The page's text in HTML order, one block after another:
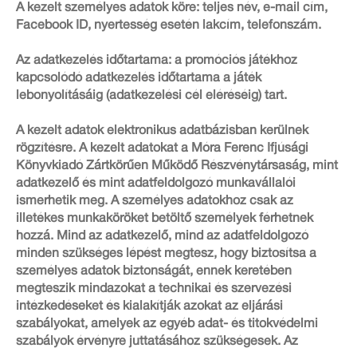
A kezelt személyes adatok köre: teljes név, e-mail cím,
Facebook ID, nyertesség esetén lakcím, telefonszám.
Az adatkezelés időtartama: a promóciós játékhoz
kapcsolódó adatkezelés időtartama a játék
lebonyolításáig (adatkezelési cél eléréséig) tart.
A kezelt adatok elektronikus adatbázisban kerülnek
rögzítésre. A kezelt adatokat a Móra Ferenc Ifjúsági
Könyvkiadó Zártkörűen Működő Részvénytársaság, mint
adatkezelő és mint adatfeldolgozó munkavállalói
ismerhetik meg. A személyes adatokhoz csak az
illetékes munkaköröket betöltő személyek férhetnek
hozzá. Mind az adatkezelő, mind az adatfeldolgozó
minden szükséges lépést megtesz, hogy biztosítsa a
személyes adatok biztonságát, ennek keretében
megteszik mindazokat a technikai és szervezési
intézkedéseket és kialakítják azokat az eljárási
szabályokat, amelyek az egyéb adat- és titokvédelmi
szabályok érvényre juttatásához szükségesek. Az